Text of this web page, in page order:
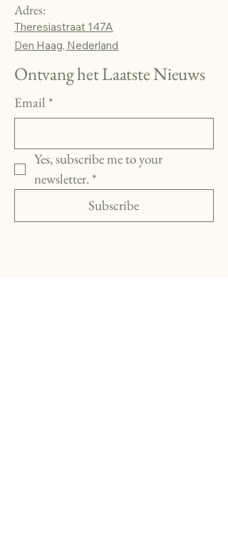
Adres:
Theresiastraat 147A
Den Haag, Nederland
Ontvang het Laatste Nieuws
Email *
Yes, subscribe me to your
newsletter. *
Subscribe